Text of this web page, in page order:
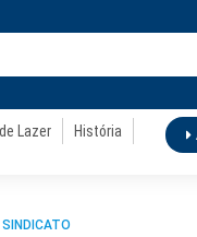
Lazer
História